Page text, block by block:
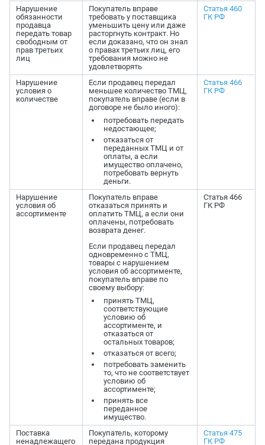
Нарушение
обязанности
продавца
передать товар
свободным от
прав третьих
лиц
Покупатель вправе
требовать у поставщика
уменьшить цену или даже
расторгнуть контракт. Но
если доказано, что он знал
о правах третьих лиц, его
требования можно не
удовлетворять
Статья 460
ГК РФ
Нарушение
условия о
количестве
Если продавец передал
меньшее количество ТМЦ,
покупатель вправе (если в
договоре не было иного):
потребовать передать
недостающее;
отказаться от
переданных ТМЦ и от
оплаты, а если
имущество оплачено,
потребовать вернуть
деньги.
Статья 466
ГК РФ
Нарушение
условия об
ассортименте
Покупатель вправе
отказаться принять и
оплатить ТМЦ, а если они
оплачены, потребовать
возврата денег.
Если продавец передал
одновременно с ТМЦ,
товары с нарушением
условия об ассортименте,
покупатель вправе по
своему выбору:
принять ТМЦ,
соответствующие
условию об
ассортименте, и
отказаться от
остальных товаров;
отказаться от всего;
потребовать заменить
то, что не соответствует
условию об
ассортименте;
принять все
переданное
имущество.
Статья 466
ГК РФ
Поставка
ненадлежащего
Покупатель, которому
передана продукция
Статья 475
ГК РФ